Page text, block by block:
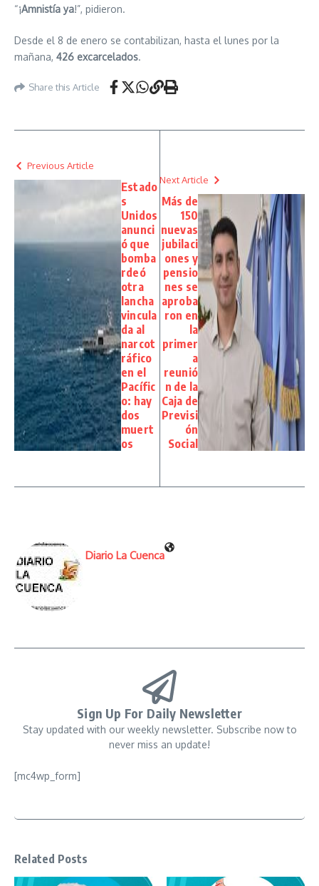
“¡Amnistía ya!”, pidieron.
Desde el 8 de enero se contabilizan, hasta el lunes por la
mañana, 426 excarcelados.
Share this Article
Previous Article
Estado
s
Unidos
anunci
ó que
bomba
rdeó
otra
lancha
vincula
da al
narcot
ráfico
en el
Pacífic
o: hay
dos
muert
os
Next Article
Más de
150
nuevas
jubilaci
ones y
pensio
nes se
aproba
ron en
la
primer
a
reunió
n de la
Caja de
Previsi
ón
Social
Diario La Cuenca
Sign Up For Daily Newsletter
Stay updated with our weekly newsletter. Subscribe now to
never miss an update!
[mc4wp_form]
Related Posts